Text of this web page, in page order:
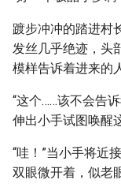
踱步冲冲的踏进村
发丝几乎绝迹，头
模样告诉着进来的
“这个……该不会告
伸出小手试图唤醒
“哇！”当小手将近
双眼微开着，似老